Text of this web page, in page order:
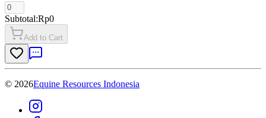
Subtotal:Rp0
Add to Cart
© 2026Equine Resources Indonesia